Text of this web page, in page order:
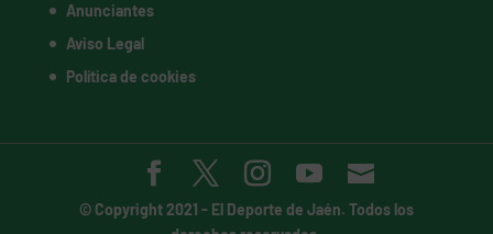
Anunciantes
Aviso Legal
Política de cookies
© Copyright 2021 - El Deporte de Jaén. Todos los